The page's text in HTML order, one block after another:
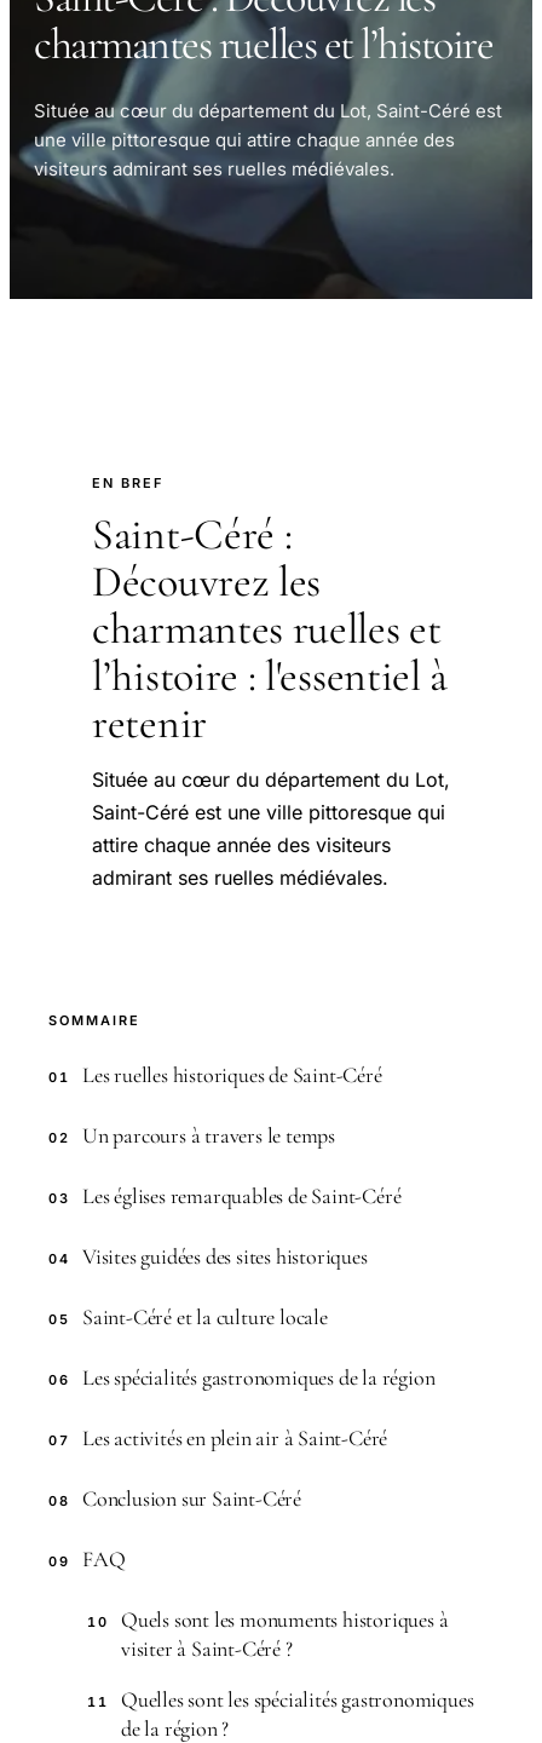
charmantes ruelles et l’histoire
Située au cœur du département du Lot, Saint-Céré est
une ville pittoresque qui attire chaque année des
visiteurs admirant ses ruelles médiévales.
EN BREF
Saint-Céré :
Découvrez les
charmantes ruelles et
l’histoire : l'essentiel à
retenir
Située au cœur du département du Lot,
Saint-Céré est une ville pittoresque qui
attire chaque année des visiteurs
admirant ses ruelles médiévales.
SOMMAIRE
01 Les ruelles historiques de Saint-Céré
02 Un parcours à travers le temps
03 Les églises remarquables de Saint-Céré
04 Visites guidées des sites historiques
05 Saint-Céré et la culture locale
06 Les spécialités gastronomiques de la région
07 Les activités en plein air à Saint-Céré
08 Conclusion sur Saint-Céré
09 FAQ
10
Quels sont les monuments historiques à
visiter à Saint-Céré ?
11
Quelles sont les spécialités gastronomiques
de la région ?